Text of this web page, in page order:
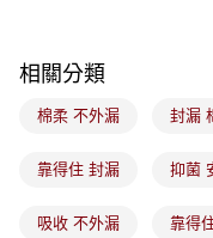
【大哥付你分期使用說明】
2.付款方式選擇「大哥付你
成交易。
3.實際核准額度、可分期數
消。如遇「轉專審核」未通
每筆NT$100，滿
相關分類
棉柔 不外漏 封漏
靠得住 封漏 抑菌
吸收 不外漏 靠得